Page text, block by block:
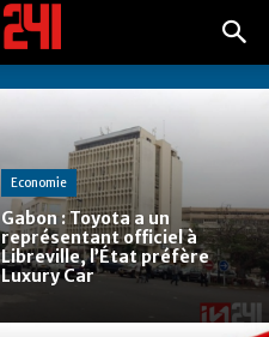
Economie
Gabon : Toyota a un
représentant officiel à
Libreville, l’État préfère
Luxury Car